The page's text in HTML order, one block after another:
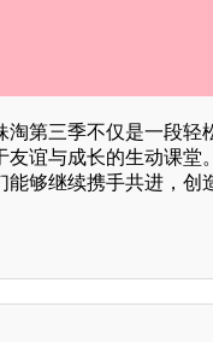
淘第三季不仅是一段轻
友谊与成长的生动课堂
能够继续携手共进，创